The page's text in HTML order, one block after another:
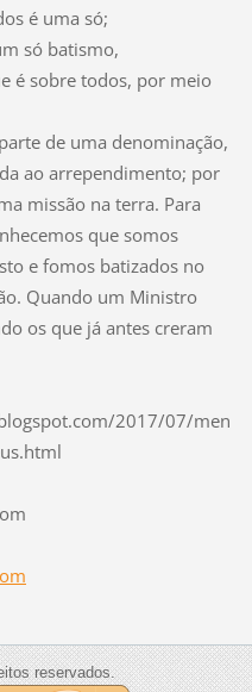
é uma só;
só batismo,
é sobre todos, por meio
de uma denominação,
ao arrependimento; por
missão na terra. Para
que somos
e fomos batizados no
Quando um Ministro
os que já antes creram
2017/07/men
reservados.